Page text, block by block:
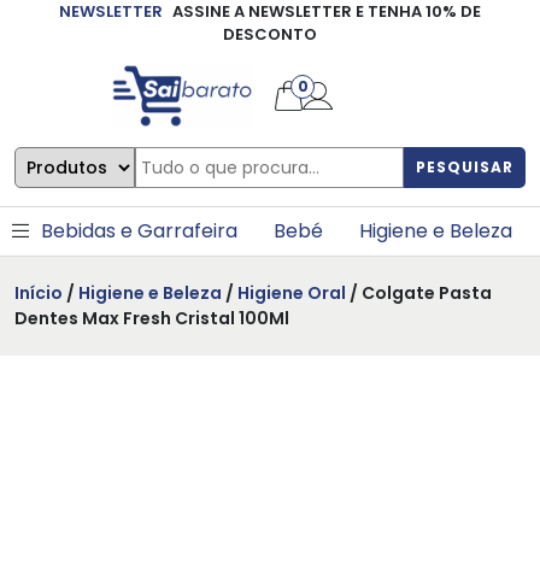
NEWSLETTER ASSINE A NEWSLETTER E TENHA 10% DE
DESCONTO
PESQUISAR
0
Bebidas e Garrafeira Bebé Higiene e Beleza
Início / Higiene e Beleza / Higiene Oral / Colgate Pasta
Dentes Max Fresh Cristal 100Ml